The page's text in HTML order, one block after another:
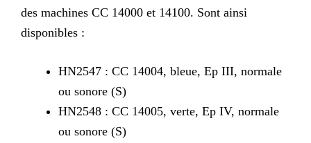
des machines CC 14000 et 14100. Sont ainsi
disponibles :
HN2547 : CC 14004, bleue, Ep III, normale
ou sonore (S)
HN2548 : CC 14005, verte, Ep IV, normale
ou sonore (S)